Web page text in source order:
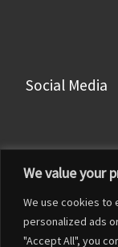
We value your
We use cookies to
personalized ads
"Accept All", you
Social Media
Facebook
LinkedIn